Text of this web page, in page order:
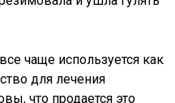
чаще используется как
для лечения
что продается это